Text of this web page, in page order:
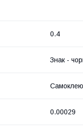
0.4
Знак -
0.00029